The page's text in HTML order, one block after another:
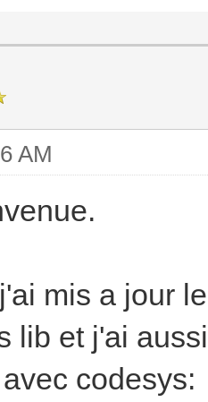
AM
mis a jour
lib et j'ai
codesys: